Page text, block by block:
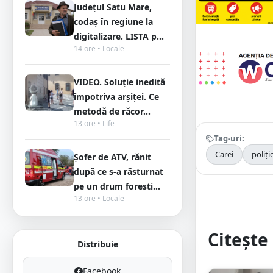
Județul Satu Mare,
codaș în regiune la
digitalizare. LISTA p...
14 ore • Locale
VIDEO. Soluție inedită
împotriva arșiței. Ce
metodă de răcor...
13 ore • Life
Șofer de ATV, rănit
după ce s-a răsturnat
pe un drum foresti...
13 ore • Locale
Distribuie
Tag-uri:
Carei
Citește